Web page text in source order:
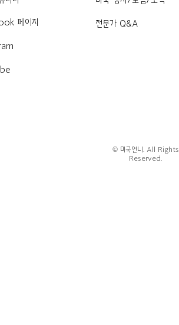
페이지 전문가 Q&A
© 미국언니. All Rights
Reserved.